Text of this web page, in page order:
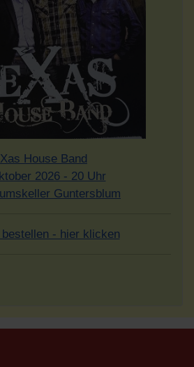
House Band
2026 - 20 Uhr
Guntersblum
bestellen - hier klicken